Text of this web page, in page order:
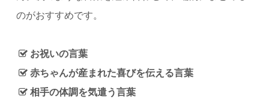
のがおすすめです。
お祝いの言葉
赤ちゃんが産まれた喜びを伝える言葉
相手の体調を気遣う言葉